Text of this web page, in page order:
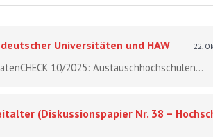
Universitäten und HAW 22.
10/2025: Austauschhochschulen...
(Diskussionspapier Nr. 38 –